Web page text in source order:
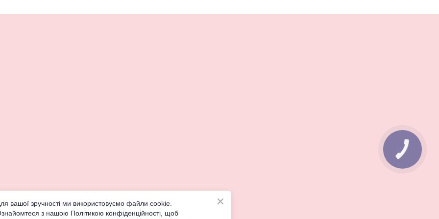
вашої зручності ми використовуємо файли cookie.
з нашою Політикою конфіденційності, щоб
КНОПКА
ЗВ'ЯЗКУ